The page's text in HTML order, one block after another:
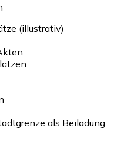
(illustrativ)
als Beiladung